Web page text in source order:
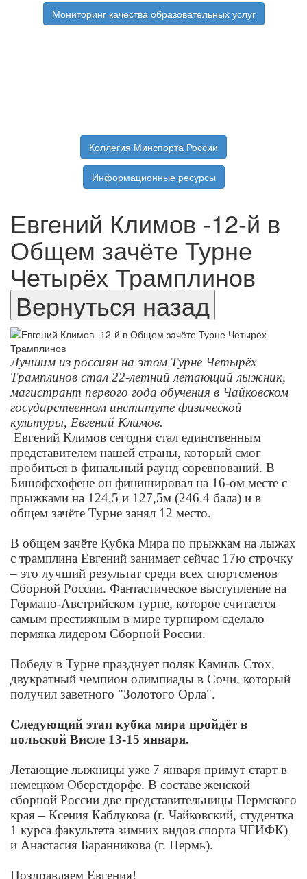
Мониторинг качества образовательных услуг
Коллегия Минспорта России
Информационные ресурсы
Евгений Климов -12-й в
Общем зачёте Турне
Четырёх Трамплинов
Лучшим из россиян на этом Турне Четырёх
Трамплинов стал 22-летний летающий лыжник,
магистрант первого года обучения в Чайковском
государственном институте физической
культуры, Евгений Климов.
Евгений Климов сегодня стал единственным
представителем нашей страны, который смог
пробиться в финальный раунд соревнований. В
Бишофсхофене он финишировал на 16-ом месте с
прыжками на 124,5 и 127,5м (246.4 бала) и в
общем зачёте Турне занял 12 место.
В общем зачёте Кубка Мира по прыжкам на лыжах
с трамплина Евгений занимает сейчас 17ю строчку
– это лучший результат среди всех спортсменов
Сборной России. Фантастическое выступление на
Германо-Австрийском турне, которое считается
самым престижным в мире турниром сделало
пермяка лидером Сборной России.
Победу в Турне празднует поляк Камиль Стох,
двукратный чемпион олимпиады в Сочи, который
получил заветного "Золотого Орла".
Следующий этап кубка мира пройдёт в
польской Висле 13-15 января.
Летающие лыжницы уже 7 января примут старт в
немецком Оберстдорфе. В составе женской
сборной России две представительницы Пермского
края – Ксения Каблукова (г. Чайковский, студентка
1 курса факультета зимних видов спорта ЧГИФК)
и Анастасия Баранникова (г. Пермь).
Поздравляем Евгения!